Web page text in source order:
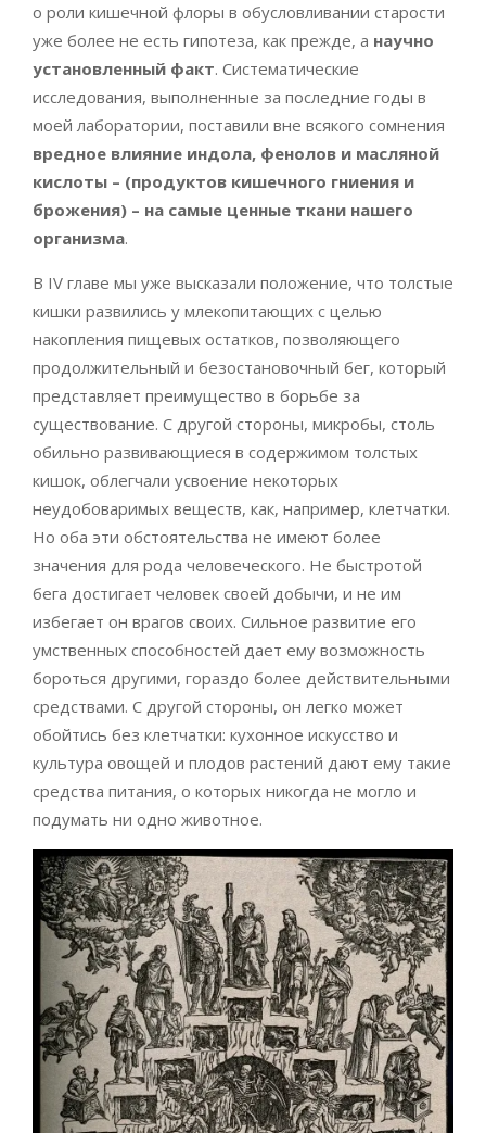
о роли кишечной флоры в обусловливании старости
уже более не есть гипотеза, как прежде, а научно
установленный факт. Систематические
исследования, выполненные за последние годы в
моей лаборатории, поставили вне всякого сомнения
вредное влияние индола, фенолов и масляной
кислоты – (продуктов кишечного гниения и
брожения) – на самые ценные ткани нашего
организма.
В IV главе мы уже высказали положение, что толстые
кишки развились у млекопитающих с целью
накопления пищевых остатков, позволяющего
продолжительный и безостановочный бег, который
представляет преимущество в борьбе за
существование. С другой стороны, микробы, столь
обильно развивающиеся в содержимом толстых
кишок, облегчали усвоение некоторых
неудобоваримых веществ, как, например, клетчатки.
Но оба эти обстоятельства не имеют более
значения для рода человеческого. Не быстротой
бега достигает человек своей добычи, и не им
избегает он врагов своих. Сильное развитие его
умственных способностей дает ему возможность
бороться другими, гораздо более действительными
средствами. С другой стороны, он легко может
обойтись без клетчатки: кухонное искусство и
культура овощей и плодов растений дают ему такие
средства питания, о которых никогда не могло и
подумать ни одно животное.